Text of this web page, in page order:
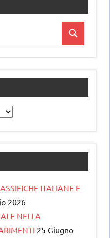
Cerca
ITALIANE E
2026
NELLA
25 Giugno